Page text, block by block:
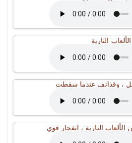
الألعاب النارية
، وقذائف عندما سقطت